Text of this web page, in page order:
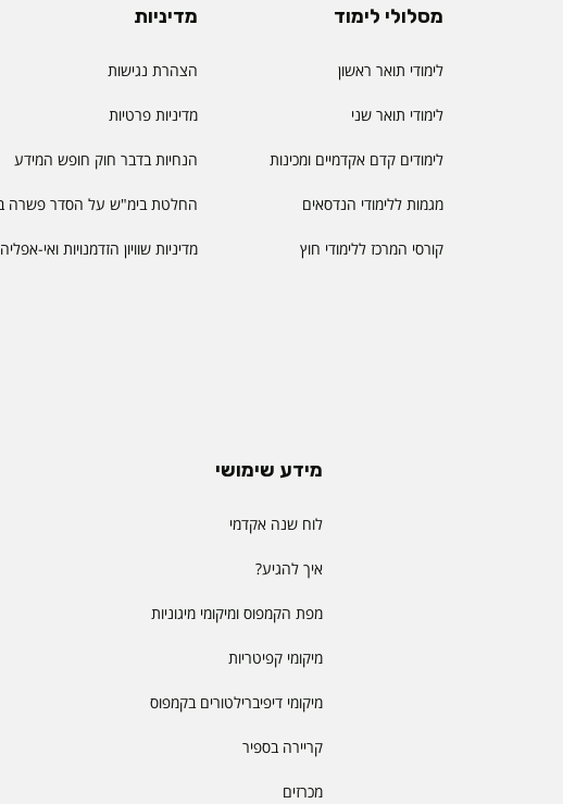
מסלולי לימוד
לימודי תואר ראשון
לימודי תואר שני
לימודים קדם אקדמיים ומכינות
מגמות ללימודי הנדסאים
קורסי המרכז ללימודי חוץ
מדיניות
הצהרת נגישות
מדיניות פרטיות
הנחיות בדבר חוק חופש המידע
החלטת בימ"ש על הסדר פשרה
מדיניות שוויון הזדמנויות ואי-אפליה
מידע שימושי
לוח שנה אקדמי
איך להגיע?
מפת הקמפוס ומיקומי מיגוניות
מיקומי קפיטריות
מיקומי דיפיברילטורים בקמפוס
קריירה בספיר
מכרזים